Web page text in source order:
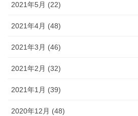
2021年5月 (22)
2021年4月 (48)
2021年3月 (46)
2021年2月 (32)
2021年1月 (39)
2020年12月 (48)